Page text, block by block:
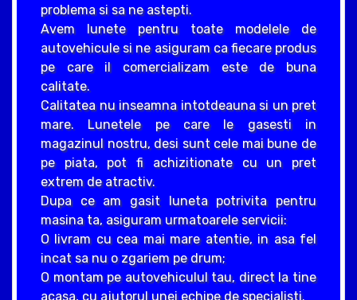
problema si sa ne astepti.
Avem lunete pentru toate modelele de
autovehicule si ne asiguram ca fiecare produs
pe care il comercializam este de buna
calitate.
Calitatea nu inseamna intotdeauna si un pret
mare. Lunetele pe care le gasesti in
magazinul nostru, desi sunt cele mai bune de
pe piata, pot fi achizitionate cu un pret
extrem de atractiv.
Dupa ce am gasit luneta potrivita pentru
masina ta, asiguram urmatoarele servicii:
O livram cu cea mai mare atentie, in asa fel
incat sa nu o zgariem pe drum;
O montam pe autovehiculul tau, direct la tine
acasa, cu ajutorul unei echipe de specialisti.